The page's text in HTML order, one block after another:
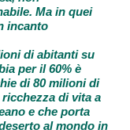
Ma in quei
incanto
di abitanti su
per il 60% è
di 80 milioni di
di vita a
e che porta
al mondo in